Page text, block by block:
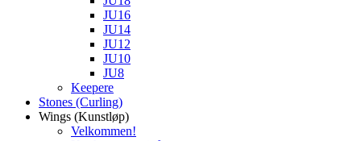
JU16
JU14
JU12
JU10
JU8
Keepere
Stones (Curling)
Wings (Kunstløp)
Velkommen!